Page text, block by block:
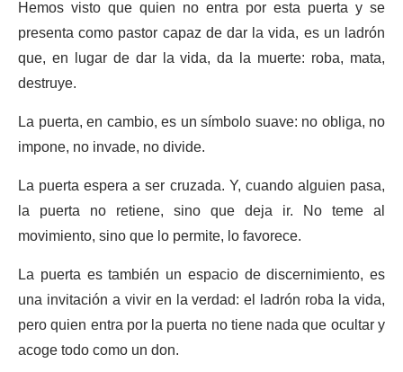
Hemos visto que quien no entra por esta puerta y se
presenta como pastor capaz de dar la vida, es un ladrón
que, en lugar de dar la vida, da la muerte: roba, mata,
destruye.
La puerta, en cambio, es un símbolo suave: no obliga, no
impone, no invade, no divide.
La puerta espera a ser cruzada. Y, cuando alguien pasa,
la puerta no retiene, sino que deja ir. No teme al
movimiento, sino que lo permite, lo favorece.
La puerta es también un espacio de discernimiento, es
una invitación a vivir en la verdad: el ladrón roba la vida,
pero quien entra por la puerta no tiene nada que ocultar y
acoge todo como un don.